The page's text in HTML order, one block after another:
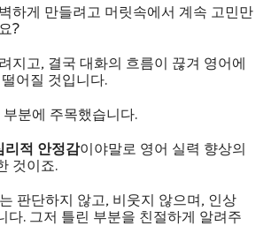
하게 만들려고 머릿속에서 계속 고민만
?
지고, 결국 대화의 흐름이 끊겨 영어에
어질 것입니다.
분에 주목했습니다.
리적 안정감이야말로 영어 실력 향상의
것이죠.
판단하지 않고, 비웃지 않으며, 인상
다. 그저 틀린 부분을 친절하게 알려주